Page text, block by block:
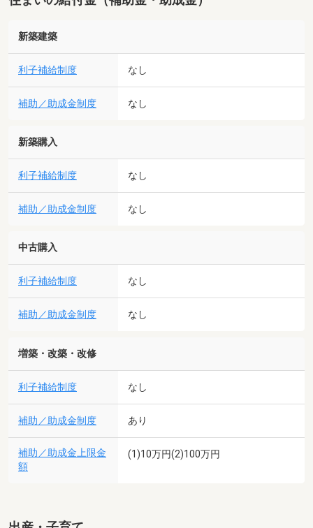
新築建築
利子補給制度 なし
補助／助成金制度 なし
新築購入
利子補給制度 なし
補助／助成金制度 なし
中古購入
利子補給制度 なし
補助／助成金制度 なし
増築・改築・改修
利子補給制度 なし
補助／助成金制度 あり
補助／助成金上限金
額
(1)10万円(2)100万円